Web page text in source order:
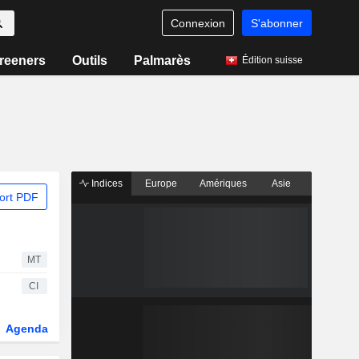
Connexion S'abonner
Outils Palmarès Édition suisse
PDF
MT
CI
Agenda
Indices Europe Amériques Asie